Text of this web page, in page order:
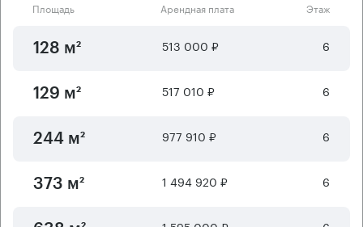
Площадь Арендная плата Этаж
128 м² 513 000 ₽ 6
129 м² 517 010 ₽ 6
244 м² 977 910 ₽ 6
373 м² 1 494 920 ₽ 6